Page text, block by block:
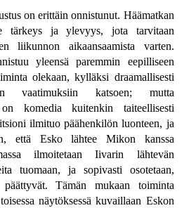
on erittäin onnistunut. Häämatkan
tärkeys ja ylevyys, jota tarvitaan
liikunnon aikaansaamista varten.
yleensä paremmin eepilliseen
olekaan, kylläksi draamallisesti
vaatimuksiin katsoen; mutta
on komedia kuitenkin taiteellisesti
ilmituo päähenkilön luonteen, ja
että Esko lähtee Mikon kanssa
ilmoitetaan Iivarin lähtevän
tuomaan, ja sopivasti osotetaan,
Tämän mukaan toiminta
näytöksessä kuvaillaan Eskon